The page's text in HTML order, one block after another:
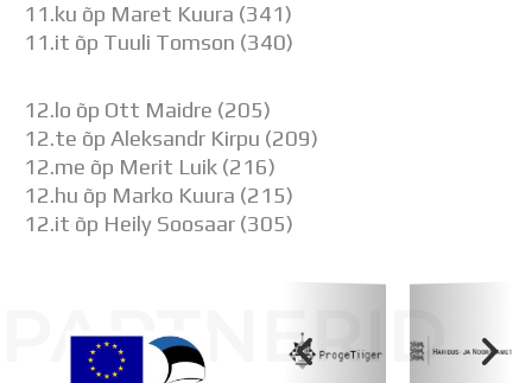
11.ku õp Maret Kuura (341)
11.it õp Tuuli Tomson (340)
12.lo õp Ott Maidre (205)
12.te õp Aleksandr Kirpu (209)
12.me õp Merit Luik (216)
12.hu õp Marko Kuura (215)
12.it õp Heily Soosaar (305)
PARTNERID